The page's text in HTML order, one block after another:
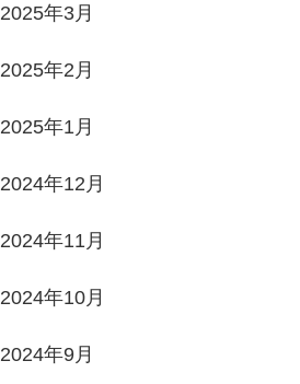
2025年3月
2025年2月
2025年1月
2024年12月
2024年11月
2024年10月
2024年9月